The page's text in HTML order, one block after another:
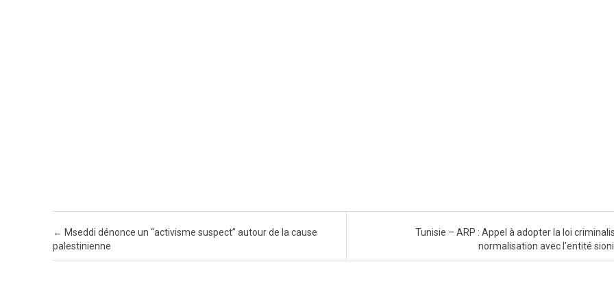
Post navigation
← Mseddi dénonce un “activisme suspect” autour de la cause
palestinienne
Tunisie – ARP : Appel à adopter la loi
normalisation avec l’entité